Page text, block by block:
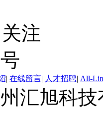
注
| 在线留言| 人才招聘| All-
汇旭科